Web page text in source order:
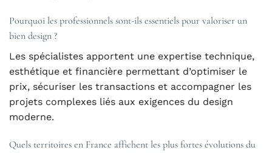
Pourquoi les professionnels sont-ils essentiels pour valoriser un
bien design ?
Les spécialistes apportent une expertise technique,
esthétique et financière permettant d’optimiser le
prix, sécuriser les transactions et accompagner les
projets complexes liés aux exigences du design
moderne.
Quels territoires en France affichent les plus fortes évolutions du